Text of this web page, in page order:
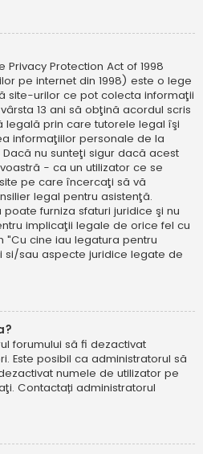
Privacy Protection Act of 1998
pe internet din 1998) este o lege
site-urilor ce pot colecta informaţii
13 ani să obţină acordul scris
prin care tutorele legal îşi
informaţiilor personale de la
Dacă nu sunteţi sigur dacă acest
- ca un utilizator ce se
pe care încercaţi să vă
legal pentru asistenţă.
furniza sfaturi juridice şi nu
implicaţii legale de orice fel cu
cine iau legatura pentru
sau aspecte juridice legate de
forumului să fi dezactivat
Este posibil ca administratorul să
numele de utilizator pe
Contactați administratorul